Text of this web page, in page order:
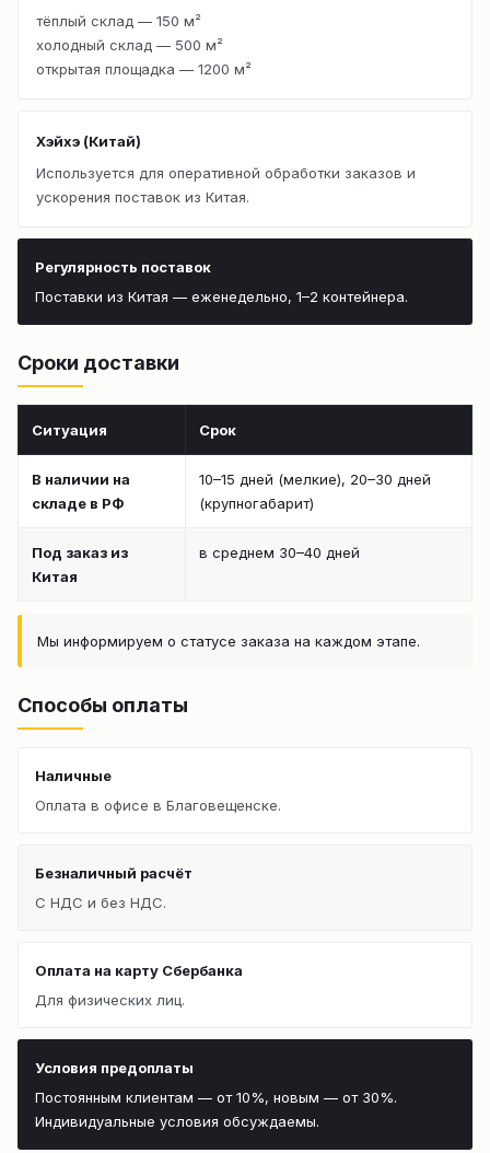
тёплый склад — 150 м²
холодный склад — 500 м²
открытая площадка — 1200 м²
Хэйхэ (Китай)
Используется для оперативной обработки заказов и
ускорения поставок из Китая.
Регулярность поставок
Поставки из Китая — еженедельно, 1–2 контейнера.
Сроки доставки
Ситуация Срок
В наличии на
складе в РФ
10–15 дней (мелкие), 20–30 дней
(крупногабарит)
Под заказ из
Китая
в среднем 30–40 дней
Мы информируем о статусе заказа на каждом этапе.
Способы оплаты
Наличные
Оплата в офисе в Благовещенске.
Безналичный расчёт
С НДС и без НДС.
Оплата на карту Сбербанка
Для физических лиц.
Условия предоплаты
Постоянным клиентам — от 10%, новым — от 30%.
Индивидуальные условия обсуждаемы.